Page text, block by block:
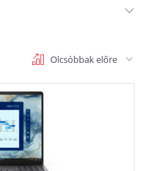
Olcsóbbak előre